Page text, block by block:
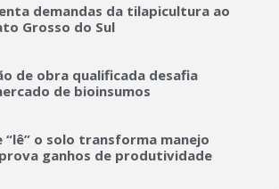
demandas da tilapicultura ao
Grosso do Sul
de obra qualificada desafia
de bioinsumos
“lê” o solo transforma manejo
ganhos de produtividade